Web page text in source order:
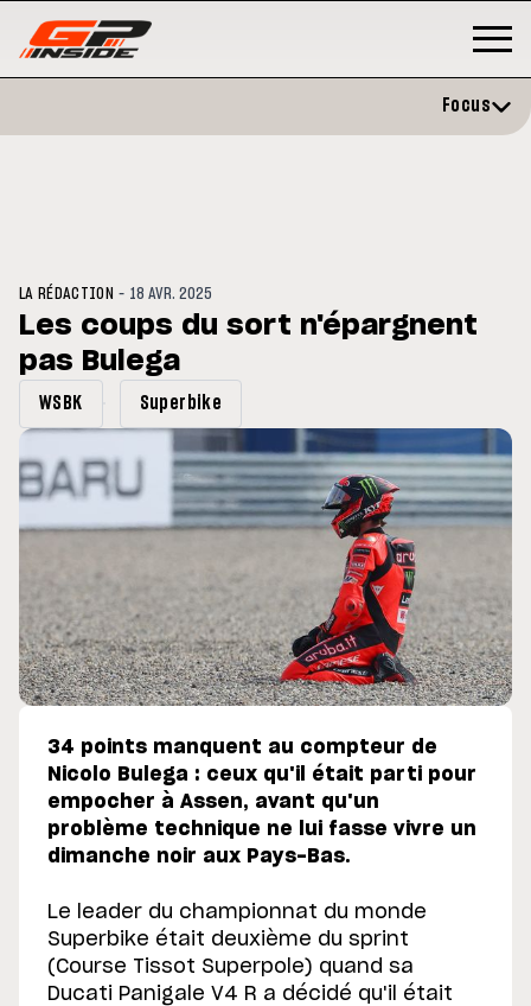
du GP de Grande-
Focus
LA RÉDACTION - 18 AVR. 2025
Les coups du sort n'épargnent
pas Bulega
WSBK Superbike
34 points manquent au compteur de
Nicolo Bulega : ceux qu'il était parti pour
empocher à Assen, avant qu'un
problème technique ne lui fasse vivre un
dimanche noir aux Pays-Bas.
Le leader du championnat du monde
Superbike était deuxième du sprint
(Course Tissot Superpole) quand sa
Ducati Panigale V4 R a décidé qu'il était